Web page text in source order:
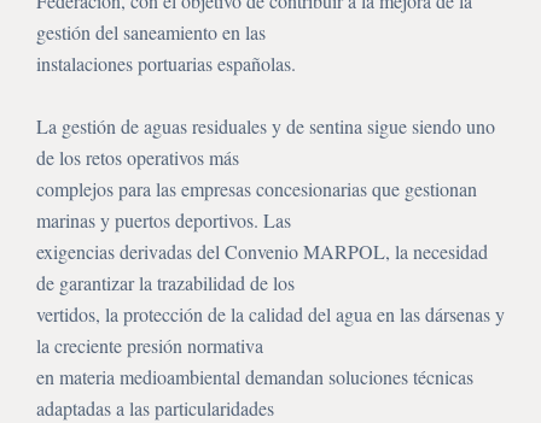
gestión del saneamiento en las
instalaciones portuarias españolas.
La gestión de aguas residuales y de sentina sigue siendo uno
de los retos operativos más
complejos para las empresas concesionarias que gestionan
marinas y puertos deportivos. Las
exigencias derivadas del Convenio MARPOL, la necesidad
de garantizar la trazabilidad de los
vertidos, la protección de la calidad del agua en las dársenas y
la creciente presión normativa
en materia medioambiental demandan soluciones técnicas
adaptadas a las particularidades